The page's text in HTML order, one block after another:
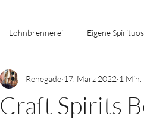
Lohnbrennerei Eigene
Craft Spirits
Renegade 17. März 2022 1 Min.